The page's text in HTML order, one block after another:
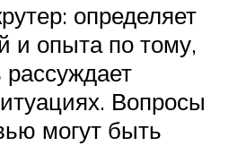
определяет
и опыта по тому,
рассуждает
Вопросы
могут быть